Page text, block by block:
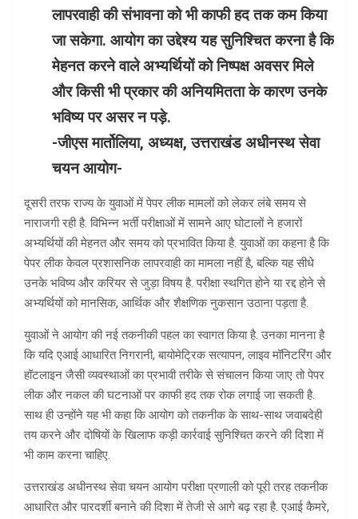
लापरवाही की संभावना को भी काफी हद तक कम किया
जा सकेगा. आयोग का उद्देश्य यह सुनिश्चित करना है कि
मेहनत करने वाले अभ्यर्थियों को निष्पक्ष अवसर मिले
और किसी भी प्रकार की अनियमितता के कारण उनके
भविष्य पर असर न पड़े.
-जीएस मार्तोलिया, अध्यक्ष, उत्तराखंड अधीनस्थ सेवा
चयन आयोग-
दूसरी तरफ राज्य के युवाओं में पेपर लीक मामलों को लेकर लंबे समय से
नाराजगी रही है. विभिन्न भर्ती परीक्षाओं में सामने आए घोटालों ने हजारों
अभ्यर्थियों की मेहनत और समय को प्रभावित किया है. युवाओं का कहना है कि
पेपर लीक केवल प्रशासनिक लापरवाही का मामला नहीं है, बल्कि यह सीधे
उनके भविष्य और करियर से जुड़ा विषय है. परीक्षा स्थगित होने या रद्द होने से
अभ्यर्थियों को मानसिक, आर्थिक और शैक्षणिक नुकसान उठाना पड़ता है.
युवाओं ने आयोग की नई तकनीकी पहल का स्वागत किया है. उनका मानना है
कि यदि एआई आधारित निगरानी, बायोमेट्रिक सत्यापन, लाइव मॉनिटरिंग और
हॉटलाइन जैसी व्यवस्थाओं का प्रभावी तरीके से संचालन किया जाए तो पेपर
लीक और नकल की घटनाओं पर काफी हद तक रोक लगाई जा सकती है.
साथ ही उन्होंने यह भी कहा कि आयोग को तकनीक के साथ-साथ जवाबदेही
तय करने और दोषियों के खिलाफ कड़ी कार्रवाई सुनिश्चित करने की दिशा में
भी काम करना चाहिए.
उत्तराखंड अधीनस्थ सेवा चयन आयोग परीक्षा प्रणाली को पूरी तरह तकनीक
आधारित और पारदर्शी बनाने की दिशा में तेजी से आगे बढ़ रहा है. एआई कैमरे,